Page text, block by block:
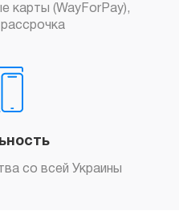
карты (WayForPay),
со всей Украины